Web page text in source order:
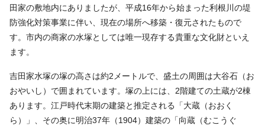
田家の敷地内にありましたが、平成16年から始まった利根川の堤
防強化対策事業に伴い、現在の場所へ移築・復元されたもので
す。市内の商家の水塚としては唯一現存する貴重な文化財といえ
ます。
吉田家水塚の塚の高さは約2メートルで、盛土の周囲は大谷石（お
おやいし）で囲まれています。塚の上には、2階建ての土蔵が2棟
あります。江戸時代末期の建築と推定される「大蔵（おおく
ら）」、その奥に明治37年（1904）建築の「向蔵（むこうぐ